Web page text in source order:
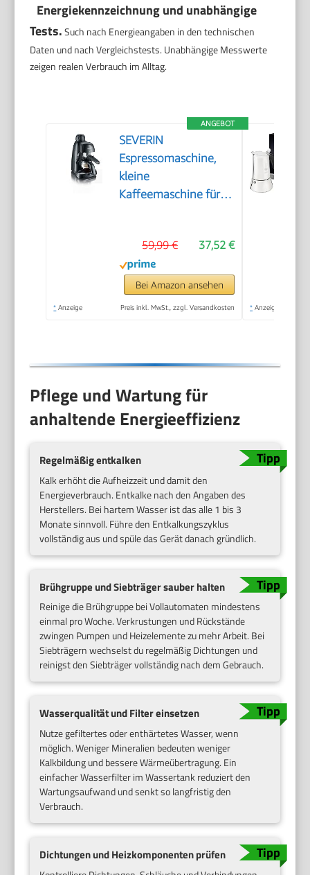
Energiekennzeichnung und unabhängige
Tests.Such nach Energieangaben in den technischen
Daten und nach Vergleichstests. Unabhängige Messwerte
zeigen realen Verbrauch im Alltag.
ANGEBOT
SEVERIN
Espressomaschine,
kleine
Kaffeemaschine für
Kaffeemaschine mit
Milchschäumer für
Kaffee-Milch-
Spezialitäten, ideal für
37,52 €
59,99 €
Bei Amazon ansehen
* Anzeige Preis inkl. MwSt., zzgl. Versandkosten * Anzeige
Pflege und Wartung für
anhaltende Energieeffizienz
Regelmäßig entkalken
Kalk erhöht die Aufheizzeit und damit den
Energieverbrauch. Entkalke nach den Angaben des
Herstellers. Bei hartem Wasser ist das alle 1 bis 3
Monate sinnvoll. Führe den Entkalkungszyklus
vollständig aus und spüle das Gerät danach gründlich.
Brühgruppe und Siebträger sauber halten
Reinige die Brühgruppe bei Vollautomaten mindestens
einmal pro Woche. Verkrustungen und Rückstände
zwingen Pumpen und Heizelemente zu mehr Arbeit. Bei
Siebträgern wechselst du regelmäßig Dichtungen und
reinigst den Siebträger vollständig nach dem Gebrauch.
Wasserqualität und Filter einsetzen
Nutze gefiltertes oder enthärtetes Wasser, wenn
möglich. Weniger Mineralien bedeuten weniger
Kalkbildung und bessere Wärmeübertragung. Ein
einfacher Wasserfilter im Wassertank reduziert den
Wartungsaufwand und senkt so langfristig den
Verbrauch.
Dichtungen und Heizkomponenten prüfen